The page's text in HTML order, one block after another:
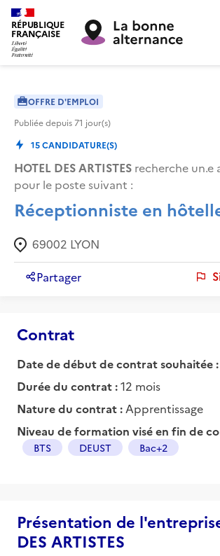
RÉPUBLIQUE
FRANÇAISE
OFFRE D'EMPLOI
Publiée depuis71 jour(s)
15CANDIDATURE(S)
HOTEL DES ARTISTES recherche un.e
pour le poste suivant :
Réceptionniste en
69002 LYON
Partager
Contrat
Date de début de contrat souhaitée :
Durée du contrat :12 mois
Nature du contrat : Apprentissage
Niveau de formation visé en fin de
BTS DEUST Bac+2
Présentation de
DES ARTISTES